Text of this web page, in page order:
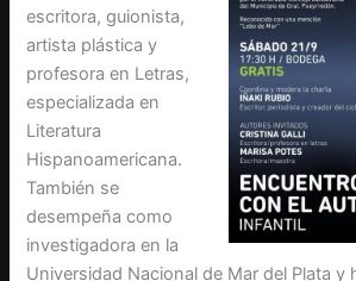
escritora, guionista,
artista plástica y
profesora en Letras,
especializada en
Literatura
Hispanoamericana.
También se
desempeña como
investigadora en la
Universidad Nacional de Mar del Plata y